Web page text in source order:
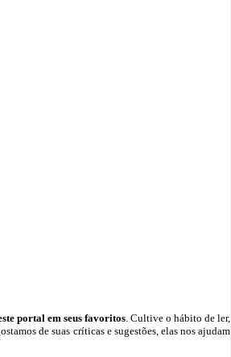
portal em seus favoritos. Cultive o hábito de ler,
ostamos de suas críticas e sugestões, elas nos ajudam